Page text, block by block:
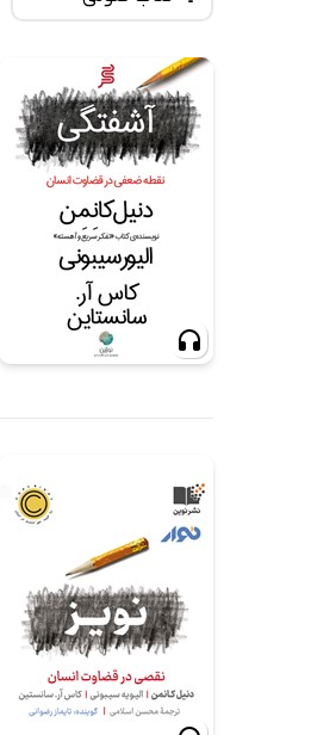
همه کتاب‌ها
کتاب‌های صوتی
کتاب‌های متنی